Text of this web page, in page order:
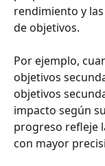
rendimiento y
de objetivos.
Por ejemplo,
objetivos
objetivos
impacto según
progreso refleje
con mayor